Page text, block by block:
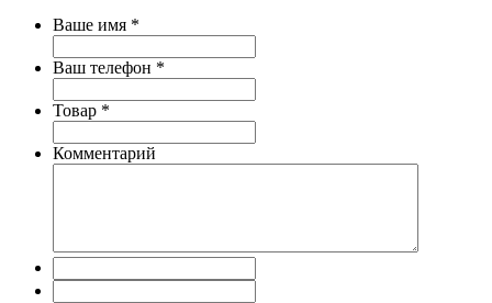
Ваше имя *
Ваш телефон *
Товар *
Комментарий